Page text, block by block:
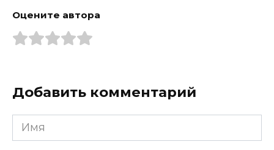
Оцените автора
Добавить комментарий
Имя
*